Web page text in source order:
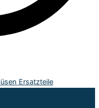
Ersatzteile